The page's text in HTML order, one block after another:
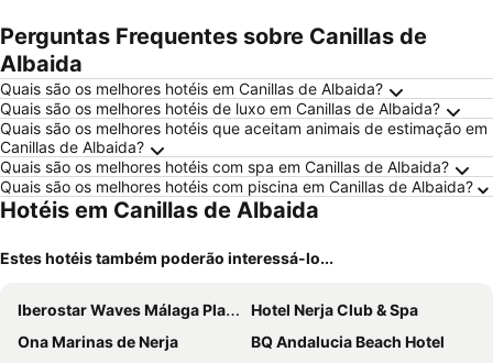
Perguntas Frequentes sobre Canillas de
Albaida
Quais são os melhores hotéis em Canillas de Albaida?
Quais são os melhores hotéis de luxo em Canillas de Albaida?
Quais são os melhores hotéis que aceitam animais de estimação em
Canillas de Albaida?
Quais são os melhores hotéis com spa em Canillas de Albaida?
Quais são os melhores hotéis com piscina em Canillas de Albaida?
Hotéis em Canillas de Albaida
Estes hotéis também poderão interessá-lo...
Iberostar Waves Málaga Playa
Hotel Nerja Club & Spa
Ona Marinas de Nerja
BQ Andalucia Beach Hotel